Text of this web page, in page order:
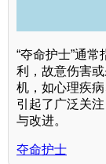
“夺命护士”通
利，故意伤害
机，如心理疾
引起了广泛关
与改进。
夺命护士